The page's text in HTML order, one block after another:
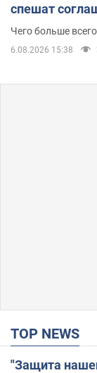
спешат
Чего больше
6.08.2026 15:38
TOP NEWS
"Защита